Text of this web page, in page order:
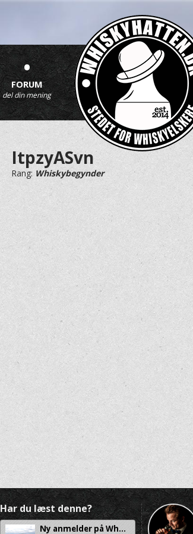
•
FORUM
del din mening
ItpzyASvn
Rang: Whiskybegynder
Har du læst denne?
Ny anmelder på Wh...